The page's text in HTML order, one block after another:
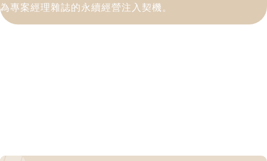
為專案經理雜誌的永續經營注入契機。